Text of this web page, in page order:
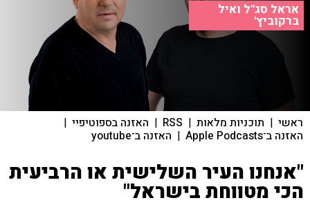
אראל סג"ל ואיל
ברקוביץ'
ראשי | תוכניות מלאות |
RSS
| האזנה בספוטיפיי |
האזנה ב־Apple Podcasts | האזנה ב־youtube
"אנחנו העיר השלישית או הרביעית
הכי מטווחת בישראל"